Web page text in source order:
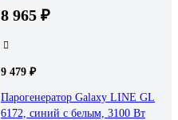
8 965 ₽
9 479 ₽
Парогенератор Galaxy LINE GL
6172, синий с белым, 3100 Вт